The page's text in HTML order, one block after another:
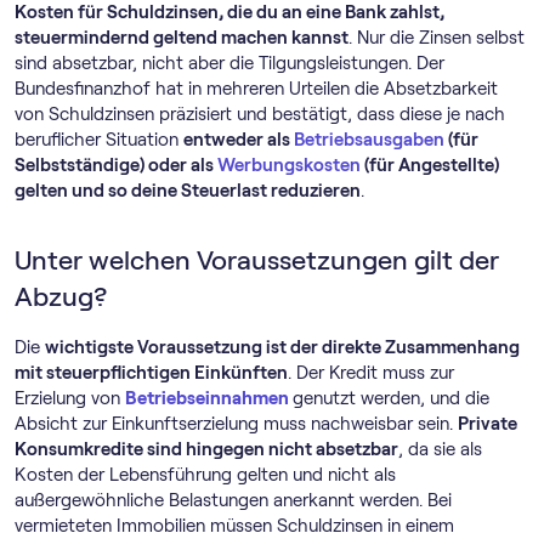
Kosten für Schuldzinsen, die du an eine Bank zahlst,
steuermindernd geltend machen kannst. Nur die Zinsen selbst
sind absetzbar, nicht aber die Tilgungsleistungen. Der
Bundesfinanzhof hat in mehreren Urteilen die Absetzbarkeit
von Schuldzinsen präzisiert und bestätigt, dass diese je nach
beruflicher Situation entweder als Betriebsausgaben (für
Selbstständige) oder alsWerbungskosten (für Angestellte)
gelten und so deine Steuerlast reduzieren.
Unter welchen Voraussetzungen gilt der
Abzug?
Die wichtigste Voraussetzung ist der direkte Zusammenhang
mit steuerpflichtigen Einkünften. Der Kredit muss zur
Erzielung von Betriebseinnahmen genutzt werden, und die
Absicht zur Einkunftserzielung muss nachweisbar sein. Private
Konsumkredite sind hingegen nicht absetzbar, da sie als
Kosten der Lebensführung gelten und nicht als
außergewöhnliche Belastungen anerkannt werden. Bei
vermieteten Immobilien müssen Schuldzinsen in einem